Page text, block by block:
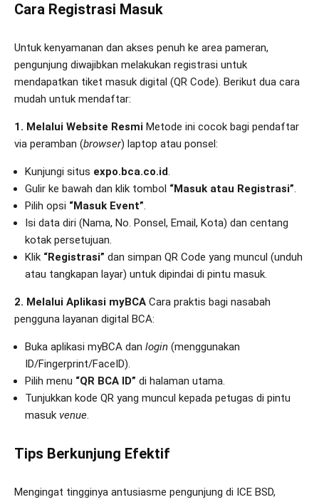
Cara Registrasi Masuk
Untuk kenyamanan dan akses penuh ke area pameran,
pengunjung diwajibkan melakukan registrasi untuk
mendapatkan tiket masuk digital (QR Code). Berikut dua cara
mudah untuk mendaftar:
1. Melalui Website Resmi Metode ini cocok bagi pendaftar
via peramban (browser) laptop atau ponsel:
Kunjungi situs expo.bca.co.id.
Gulir ke bawah dan klik tombol “Masuk atau Registrasi”.
Pilih opsi “Masuk Event”.
Isi data diri (Nama, No. Ponsel, Email, Kota) dan centang
kotak persetujuan.
Klik “Registrasi” dan simpan QR Code yang muncul (unduh
atau tangkapan layar) untuk dipindai di pintu masuk.
2. Melalui Aplikasi myBCA Cara praktis bagi nasabah
pengguna layanan digital BCA:
Buka aplikasi myBCA dan login (menggunakan
ID/Fingerprint/FaceID).
Pilih menu “QR BCA ID” di halaman utama.
Tunjukkan kode QR yang muncul kepada petugas di pintu
masuk venue.
Tips Berkunjung Efektif
Mengingat tingginya antusiasme pengunjung di ICE BSD,